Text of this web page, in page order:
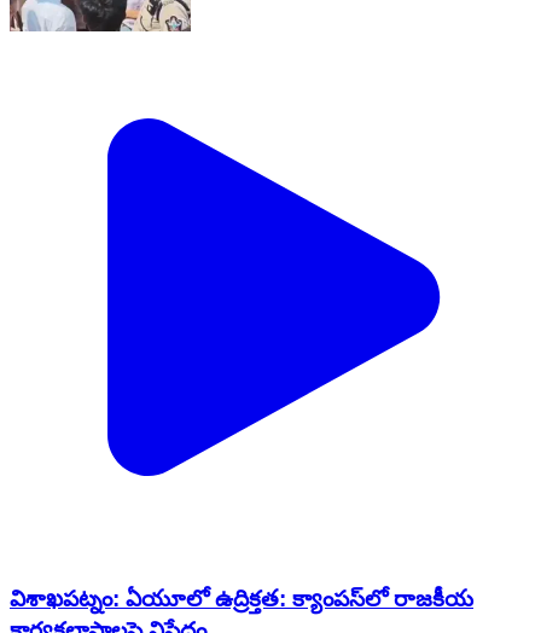
విశాఖపట్నం: ఏయూలో ఉద్రిక్తత: క్యాంపస్‌లో రాజకీయ